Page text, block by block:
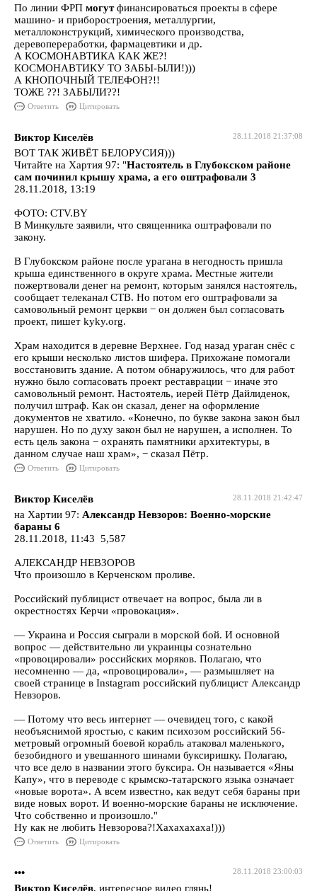
По линии ФРП могутфинансироваться проекты в сфере
машино- и приборостроения, металлургии,
металлоконструкций, химического производства,
деревопереработки, фармацевтики и др.
А КОСМОНАВТИКА КАК ЖЕ?!
КОСМОНАВТИКУ ТО ЗАБЫ-ЫЛИ!)))
А КНОПОЧНЫЙ ТЕЛЕФОН?!!
ТОЖЕ ??! ЗАБЫЛИ??!
Ответить Цитировать
28.11.2018 21:37:08
Виктор Киселёв
ВОТ ТАК ЖИВЁТ БЕЛОРУСИЯ)))
Читайте на Хартия 97: "Настоятель в Глубокском районе
сам починил крышу храма, а его оштрафовали 3
28.11.2018, 13:19
ФОТО: CTV.BY
В Минкульте заявили, что священника оштрафовали по
закону.
В Глубокском районе после урагана в негодность пришла
крыша единственного в округе храма. Местные жители
пожертвовали денег на ремонт, которым занялся настоятель,
сообщает телеканал СТВ. Но потом его оштрафовали за
самовольный ремонт церкви − он должен был согласовать
проект, пишет kyky.org.
Храм находится в деревне Верхнее. Год назад ураган снёс с
его крыши несколько листов шифера. Прихожане помогали
восстановить здание. А потом обнаружилось, что для работ
нужно было согласовать проект реставрации − иначе это
самовольный ремонт. Настоятель, иерей Пётр Дайлиденок,
получил штраф. Как он сказал, денег на оформление
документов не хватило. «Конечно, по букве закона закон был
нарушен. Но по духу закон был не нарушен, а исполнен. То
есть цель закона − охранять памятники архитектуры, в
данном случае наш храм», − сказал Пётр.
Ответить Цитировать
28.11.2018 21:42:47
Виктор Киселёв
на Хартии 97: Александр Невзоров: Военно-морские
бараны 6
28.11.2018, 11:43 5,587
АЛЕКСАНДР НЕВЗОРОВ
Что произошло в Керченском проливе.
Российский публицист отвечает на вопрос, была ли в
окрестностях Керчи «провокация».
— Украина и Россия сыграли в морской бой. И основной
вопрос — действительно ли украинцы сознательно
«провоцировали» российских моряков. Полагаю, что
несомненно — да, «провоцировали», — размышляет на
своей странице в Instagram российский публицист Александр
Невзоров.
— Потому что весь интернет — очевидец того, с какой
необъяснимой яростью, с каким психозом российский 56-
метровый огромный боевой корабль атаковал маленького,
безобидного и увешанного шинами буксиришку. Полагаю,
что все дело в названии этого буксира. Он называется «Яны
Капу», что в переводе с крымско-татарского языка означает
«новые ворота». А всем известно, как ведут себя бараны при
виде новых ворот. И военно-морские бараны не исключение.
Что собственно и произошло."
Ну как не любить Невзорова?!Хахахахаха!)))
Ответить Цитировать
28.11.2018 23:00:03
•••
Виктор Киселёв, интересное видео глянь!